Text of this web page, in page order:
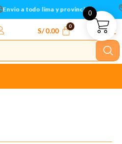
Envio a todo lima y provincias
S/0.00
0